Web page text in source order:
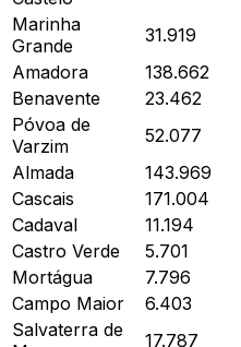
Marinha
Grande
31.919
Amadora
138.662
Benavente
23.462
Póvoa de
Varzim
52.077
Almada
143.969
Cascais
171.004
Cadaval
11.194
Castro Verde
5.701
Mortágua
7.796
Campo Maior
6.403
Salvaterra de
17.787